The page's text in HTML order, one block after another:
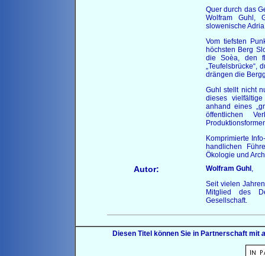
Quer durch das
Wolfram Guhl,
slowenische
Vom tiefsten
höchsten Berg
die Soèa, den
„Teufelsbrücke“,
drängen die
Guhl stellt nicht
dieses
anhand eines
öffentlichen
Komprimierte
handlichen
Ökologie und
Autor: Wolfram Guhl ,
Seit vielen
Mitglied des
Gesellschaft.
Diesen Titel können Sie in Partnerschaft mit